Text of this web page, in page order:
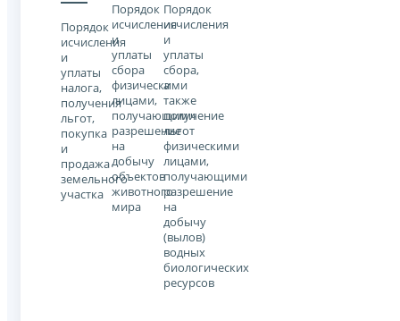
Порядок
исчисления
и
уплаты
налога,
получения
льгот,
покупка
и
продажа
земельного
участка
Порядок
исчисления
и
уплаты
сбора
физическими
лицами,
получающими
разрешение
на
добычу
объектов
животного
мира
Порядок
исчисления
и
уплаты
сбора,
а
также
получение
льгот
физическими
лицами,
получающими
разрешение
на
добычу
(вылов)
водных
биологических
ресурсов